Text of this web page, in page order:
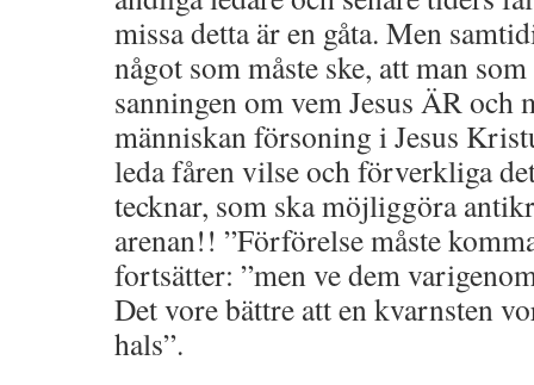
missa detta är en gåta. Men
något som måste ske, att man
sanningen om vem Jesus ÄR och
människan försoning i Jesus
leda fåren vilse och förverkliga
tecknar, som ska möjliggöra
arenan!! ”Förförelse måste
fortsätter: ”men ve dem
Det vore bättre att en kvarnsten
hals”.